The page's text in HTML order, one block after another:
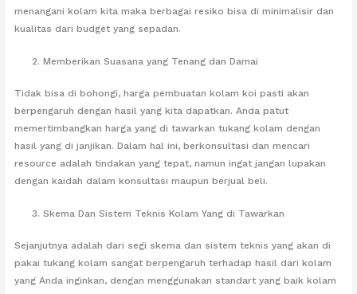
menangani kolam kita maka berbagai resiko bisa di minimalisir dan
kualitas dari budget yang sepadan.
Memberikan Suasana yang Tenang dan Damai
Tidak bisa di bohongi, harga pembuatan kolam koi pasti akan
berpengaruh dengan hasil yang kita dapatkan. Anda patut
memertimbangkan harga yang di tawarkan tukang kolam dengan
hasil yang di janjikan. Dalam hal ini, berkonsultasi dan mencari
resource adalah tindakan yang tepat, namun ingat jangan lupakan
dengan kaidah dalam konsultasi maupun berjual beli.
Skema Dan Sistem Teknis Kolam Yang di Tawarkan
Sejanjutnya adalah dari segi skema dan sistem teknis yang akan di
pakai tukang kolam sangat berpengaruh terhadap hasil dari kolam
yang Anda inginkan, dengan menggunakan standart yang baik kolam